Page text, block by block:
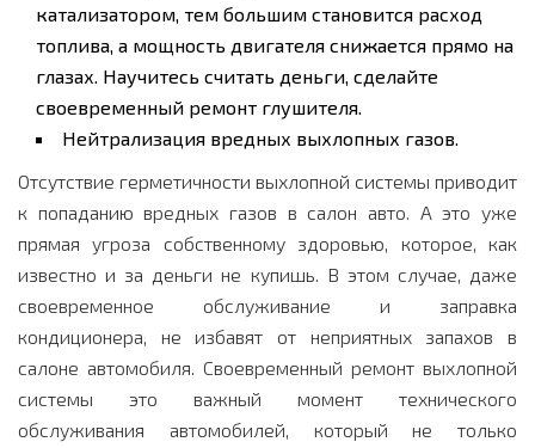
катализатором, тем большим становится расход
топлива, а мощность двигателя снижается прямо на
глазах. Научитесь считать деньги, сделайте
своевременный ремонт глушителя.
Нейтрализация вредных выхлопных газов.
Отсутствие герметичности выхлопной системы приводит
к попаданию вредных газов в салон авто. А это уже
прямая угроза собственному здоровью, которое, как
известно и за деньги не купишь. В этом случае, даже
своевременное обслуживание и заправка
кондиционера, не избавят от неприятных запахов в
салоне автомобиля. Своевременный ремонт выхлопной
системы это важный момент технического
обслуживания автомобилей, который не только